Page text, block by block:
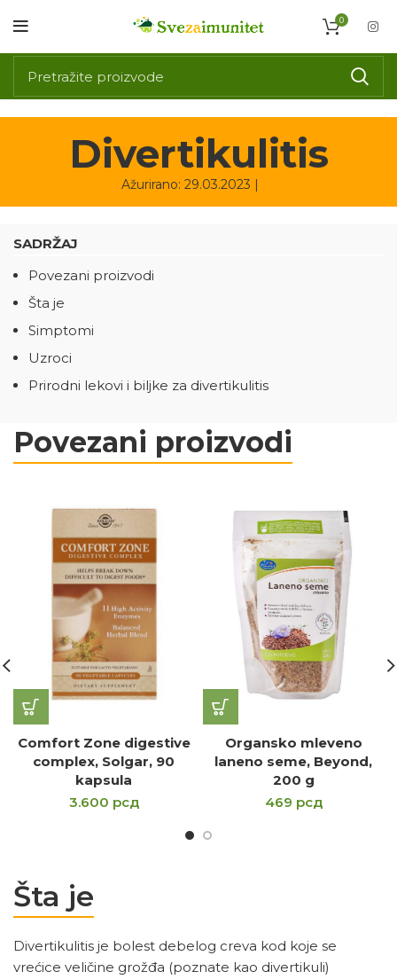
0
Divertikulitis
Ažurirano: 29.03.2023 |
SADRŽAJ
Povezani proizvodi
Šta je
Simptomi
Uzroci
Prirodni lekovi i biljke za divertikulitis
Povezani proizvodi
Comfort Zone digestive
complex, Solgar, 90
kapsula
3.600 рсд
Organsko mleveno
laneno seme, Beyond,
200 g
469 рсд
Šta je
Divertikulitis je bolest debelog creva kod koje se
vrećice veličine grožđa (poznate kao divertikuli)